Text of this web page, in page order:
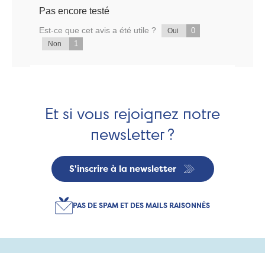
Pas encore testé
Est-ce que cet avis a été utile ? Oui 0
Non 1
Et si vous rejoignez notre
newsletter ?
S'inscrire à la newsletter
PAS DE SPAM ET DES MAILS RAISONNÉS